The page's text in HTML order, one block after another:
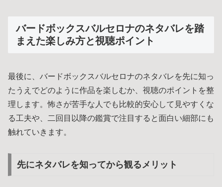
バードボックスバルセロナのネタバレを踏
まえた楽しみ方と視聴ポイント
最後に、バードボックスバルセロナのネタバレを先に知っ
たうえでどのように作品を楽しむか、視聴のポイントを整
理します。怖さが苦手な人でも比較的安心して見やすくな
る工夫や、二回目以降の鑑賞で注目すると面白い細部にも
触れていきます。
先にネタバレを知ってから観るメリット